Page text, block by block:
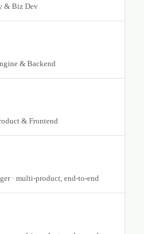
& Biz Dev
& Backend
& Frontend
· multi-product, end-to-end